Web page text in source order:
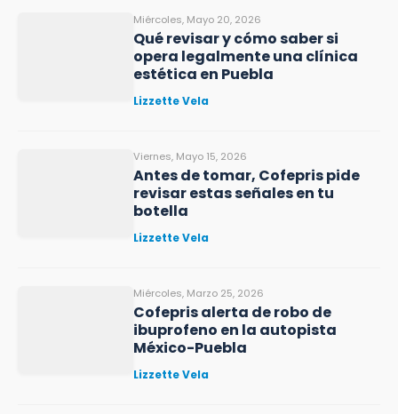
Miércoles, Mayo 20, 2026
Qué revisar y cómo saber si
opera legalmente una clínica
estética en Puebla
Lizzette Vela
Viernes, Mayo 15, 2026
Antes de tomar, Cofepris pide
revisar estas señales en tu
botella
Lizzette Vela
Miércoles, Marzo 25, 2026
Cofepris alerta de robo de
ibuprofeno en la autopista
México-Puebla
Lizzette Vela